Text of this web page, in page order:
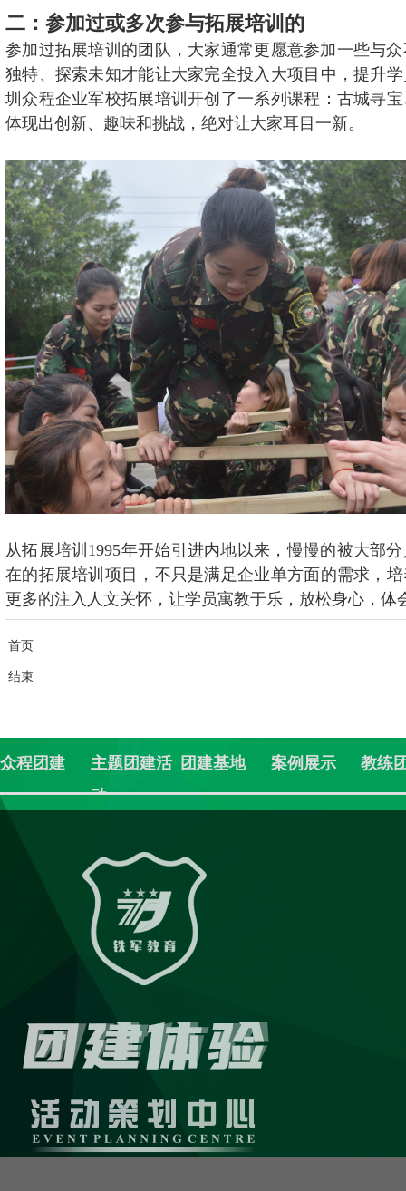
二：参加过或多次参与拓展培训的
参加过拓展培训的团队，大家通常更愿意参加一些与
独特、探索未知才能让大家完全投入大项目中，提升
圳众程企业军校拓展培训开创了一系列课程：古城寻
体现出创新、趣味和挑战，绝对让大家耳目一新。
从拓展培训1995年开始引进内地以来，慢慢的被大部
在的拓展培训项目，不只是满足企业单方面的需求，
更多的注入人文关怀，让学员寓教于乐，放松身心，体
首页
结束
众程团建
主题团建活
动
团建基地 案例展示 教练